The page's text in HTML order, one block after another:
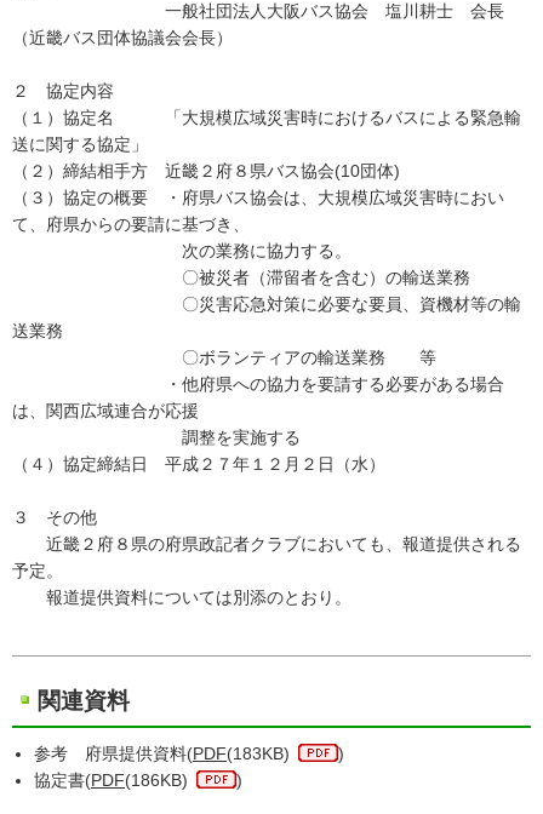
一般社団法人大阪バス協会 塩川耕士 会長
（近畿バス団体協議会会長）
２ 協定内容
（１）協定名 「大規模広域災害時におけるバスによる緊急輸
送に関する協定」
（２）締結相手方 近畿２府８県バス協会(10団体)
（３）協定の概要 ・府県バス協会は、大規模広域災害時におい
て、府県からの要請に基づき、
次の業務に協力する。
〇被災者（滞留者を含む）の輸送業務
〇災害応急対策に必要な要員、資機材等の輸
送業務
〇ボランティアの輸送業務 等
・他府県への協力を要請する必要がある場合
は、関西広域連合が応援
調整を実施する
（４）協定締結日 平成２７年１２月２日（水）
３ その他
近畿２府８県の府県政記者クラブにおいても、報道提供される
予定。
報道提供資料については別添のとおり。
関連資料
参考 府県提供資料(PDF(183KB)
)
協定書(PDF(186KB) )